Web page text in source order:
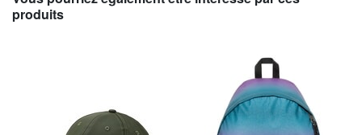
produits